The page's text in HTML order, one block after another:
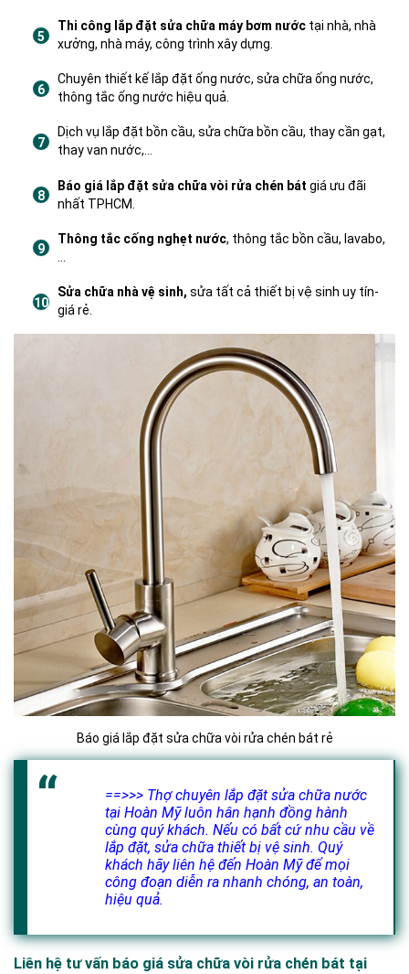
Thi công lắp đặt sửa chữa máy bơm nước tại nhà, nhà
xưởng, nhà máy, công trình xây dựng.
Chuyên thiết kế lắp đặt ống nước, sửa chữa ống nước,
thông tắc ống nước hiệu quả.
Dịch vụ lắp đặt bồn cầu, sửa chữa bồn cầu, thay cần gạt,
thay van nước,…
Báo giá lắp đặt sửa chữa vòi rửa chén bát giá ưu đãi
nhất TPHCM.
Thông tắc cống nghẹt nước, thông tắc bồn cầu, lavabo,
Sửa chữa nhà vệ sinh, sửa tất cả thiết bị vệ sinh uy tín-
giá rẻ.
Báo giá lắp đặt sửa chữa vòi rửa chén bát rẻ
==>>> Thợ chuyên lắp đặt sửa chữa nước
tại Hoàn Mỹ luôn hân hạnh đồng hành
cùng quý khách. Nếu có bất cứ nhu cầu về
lắp đặt, sửa chữa thiết bị vệ sinh. Quý
khách hãy liên hệ đến Hoàn Mỹ để mọi
công đoạn diễn ra nhanh chóng, an toàn,
hiệu quả.
Liên hệ tư vấn báo giá sửa chữa vòi rửa chén bát tại